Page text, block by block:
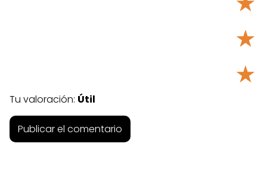
★
★
Tu valoración: Útil